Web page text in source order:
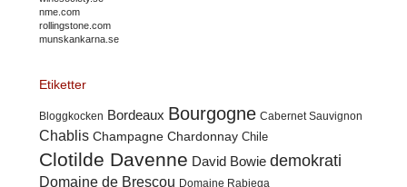
nme.com
rollingstone.com
munskankarna.se
Etiketter
Bloggkocken Bordeaux Bourgogne Cabernet Sauvignon
Chablis Champagne Chardonnay Chile
Clotilde Davenne David Bowie demokrati
Domaine de Brescou Domaine Rabiega